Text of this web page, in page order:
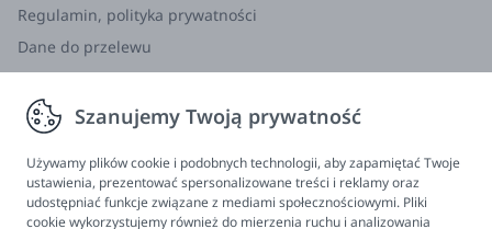
Puree warzywnego
Musów owocowych
Smoothie
Budyniów i kisieli
Soków owocowych
Regulamin, polityka prywatności
Dane do przelewu
Zwroty, wymiana, reklamacja
Informacje
Program lojalnościowy
FAQ - najczęściej zadawane pytania
Szanujemy Twoją prywatność
Używamy plików cookie i podobnych technologii, aby zapamiętać Twoje
ustawienia, prezentować spersonalizowane treści i reklamy oraz
udostępniać funkcje związane z mediami społecznościowymi. Pliki
cookie wykorzystujemy również do mierzenia ruchu i analizowania